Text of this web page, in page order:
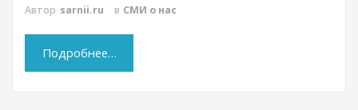
Автор sarnii.ru в СМИ о нас
Подробнее…